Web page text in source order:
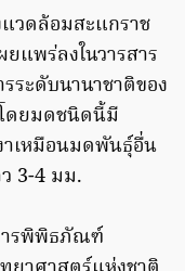
วดล้อมสะแกราช
แพร่ลงในวารสาร
ระดับนานาชาติของ
ดยมดชนิดนี้มี
าเหมือนมดพันธุ์อื่น
3-4 มม.
ารพิพิธภัณฑ์